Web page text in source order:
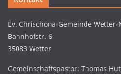
Ev. Chrischona-Gemeinde
Bahnhofstr. 6
35083 Wetter
Gemeinschaftspastor: Thomas